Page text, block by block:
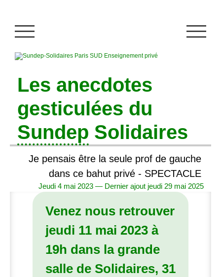
Les anecdotes
gesticulées du
Sundep Solidaires
Je pensais être la seule prof de gauche
dans ce bahut privé - SPECTACLE
Jeudi 4 mai 2023 — Dernier ajout jeudi 29 mai 2025
Venez nous retrouver
jeudi 11 mai 2023 à
19h dans la grande
salle de Solidaires, 31